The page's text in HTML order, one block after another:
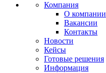
Компания
О компании
Вакансии
Контакты
Новости
Кейсы
Готовые решения
Информация